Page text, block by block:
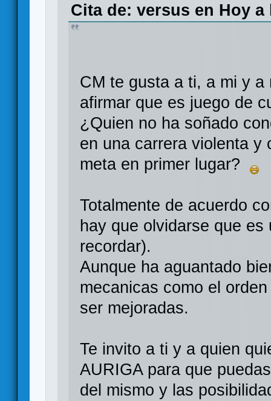
Cita de: versus en Hoy a
CM te gusta a ti, a mi y
afirmar que es juego de
¿Quien no ha soñado
en una carrera violenta y
meta en primer lugar?
Totalmente de acuerdo
hay que olvidarse que
recordar).
Aunque ha aguantado
mecanicas como el
ser mejoradas.
Te invito a ti y a quien
AURIGA para que
del mismo y las